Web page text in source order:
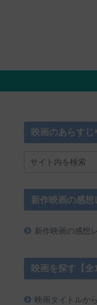
映画のあらす
新作映画の感想
新作映画の感想
映画を探す【全
映画タイトルか